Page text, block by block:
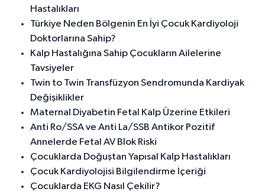
Hastalıkları
Türkiye Neden Bölgenin En İyi Çocuk Kardiyoloji
Doktorlarına Sahip?
Kalp Hastalığına Sahip Çocukların Ailelerine
Tavsiyeler
Twin to Twin Transfüzyon Sendromunda Kardiyak
Değişiklikler
Maternal Diyabetin Fetal Kalp Üzerine Etkileri
Anti Ro/SSA ve Anti La/SSB Antikor Pozitif
Annelerde Fetal AV Blok Riski
Çocuklarda Doğuştan Yapısal Kalp Hastalıkları
Çocuk Kardiyolojisi Bilgilendirme İçeriği
Çocuklarda EKG Nasıl Çekilir?